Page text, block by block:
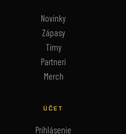
Novinky
Zápasy
Tímy
Partneri
Merch
ÚČET
Prihlásenie